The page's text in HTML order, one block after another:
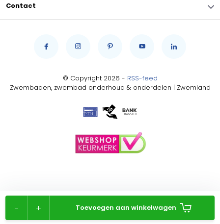
+
- Toevoegen aan winkelwagen
Contact
© Copyright 2026 - RSS-feed
Zwembaden, zwembad onderhoud & onderdelen | Zwemland